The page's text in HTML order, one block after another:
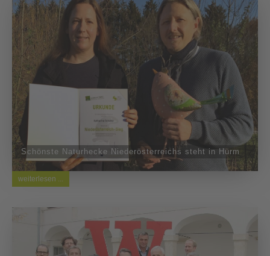
Schönste Naturhecke Niederösterreichs steht in Hürm
weiterlesen ...